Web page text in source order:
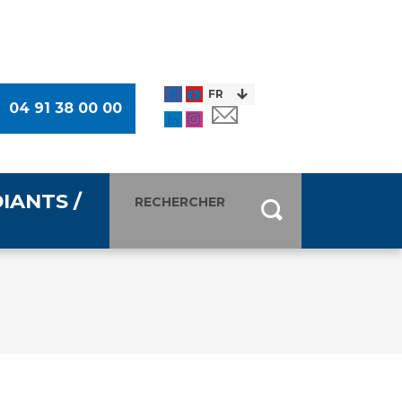
04 91 38 00 00
/